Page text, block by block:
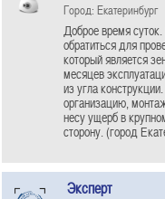
Город: Екатеринбург
Доброе время
обратиться для
который является
месяцев
из угла
организацию,
несу ущерб в
сторону. (город
Эксперт